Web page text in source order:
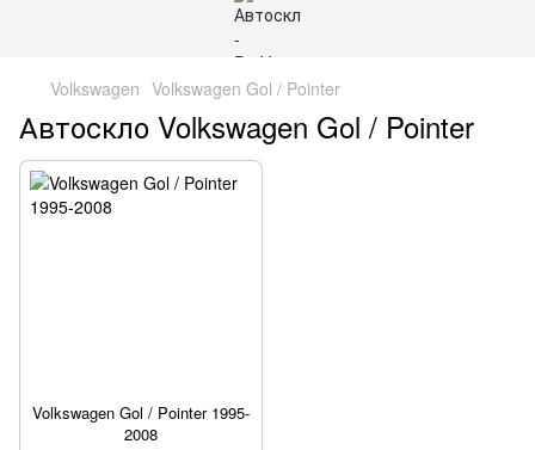
Volkswagen Volkswagen Gol / Pointer
Автоскло Volkswagen Gol / Pointer
Volkswagen Gol / Pointer 1995-
2008